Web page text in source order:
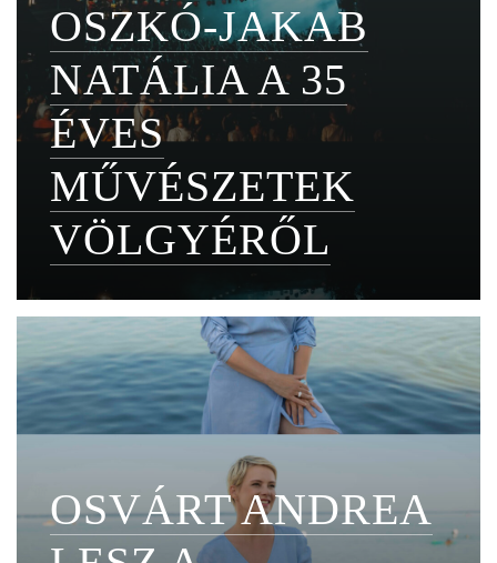
OSZKÓ-JAKAB
NATÁLIA A 35
ÉVES
MŰVÉSZETEK
VÖLGYÉRŐL
OSVÁRT ANDREA